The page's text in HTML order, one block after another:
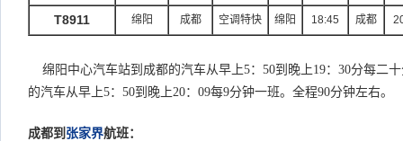
T8911 绵阳 成都 空调特快 绵阳 18:45 成都
绵阳中心汽车站到成都的汽车从早上5： 50到晚上19： 30分每二
的汽车从早上5： 50到晚上20： 09每9分钟一班。全程90分钟左右。
成都到 张家界航班：